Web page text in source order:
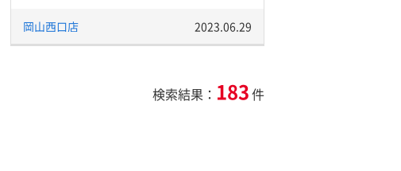
岡山西口店 2023.06.29
検索結果： 183件